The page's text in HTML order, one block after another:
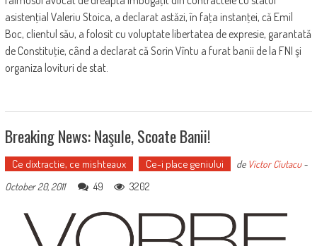
asistenţial Valeriu Stoica, a declarat astăzi, în faţa instanţei, că Emil
Boc, clientul său, a folosit cu voluptate libertatea de expresie, garantată
de Constituţie, când a declarat că Sorin Vîntu a furat banii de la FNI şi
organiza lovituri de stat.
Breaking News: Naşule, Scoate Banii!
Ce dixtractie, ce mishteaux Ce-i place geniului de Victor Ciutacu-
October 20, 2011
49 3202